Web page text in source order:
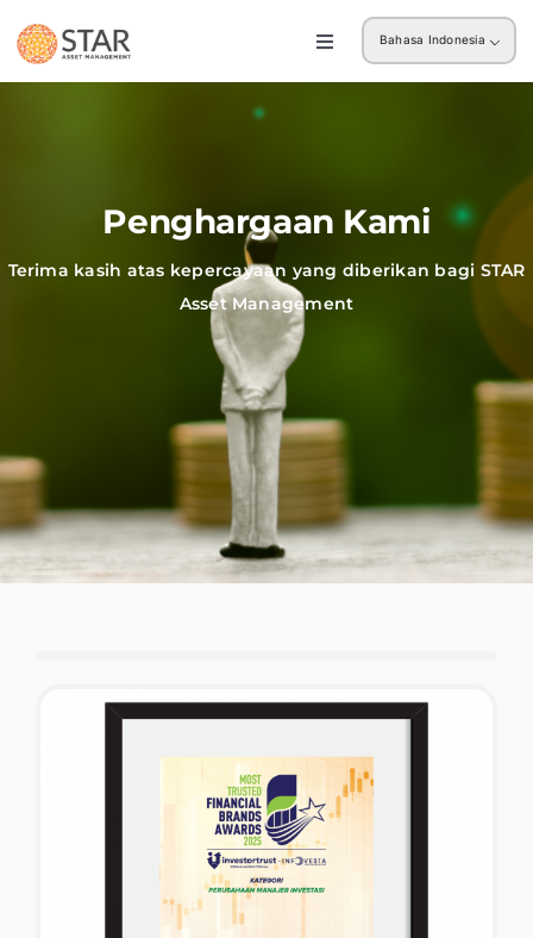
to
content
Toggle
Bahasa Indonesia
Penghargaan Kami
Terima kasih atas kepercayaan yang diberikan bagi STAR
Asset Management